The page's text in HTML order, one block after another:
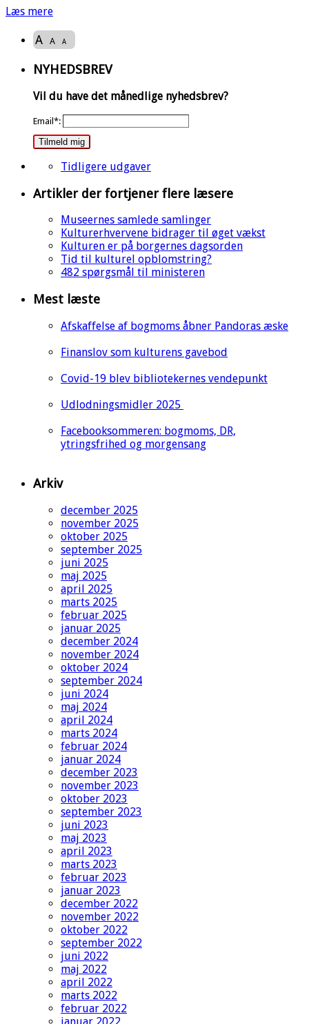
Læs mere
A A A
NYHEDSBREV
Vil du have det månedlige nyhedsbrev?
Email*:
Tilmeld mig
Tidligere udgaver
Artikler der fortjener flere læsere
Museernes samlede samlinger
Kulturerhvervene bidrager til øget vækst
Kulturen er på borgernes dagsorden
Tid til kulturel opblomstring?
482 spørgsmål til ministeren
Mest læste
Afskaffelse af bogmoms åbner Pandoras æske
Finanslov som kulturens gavebod
Covid-19 blev bibliotekernes vendepunkt
Udlodningsmidler 2025
Facebooksommeren: bogmoms, DR,
ytringsfrihed og morgensang
Arkiv
december 2025
november 2025
oktober 2025
september 2025
juni 2025
maj 2025
april 2025
marts 2025
februar 2025
januar 2025
december 2024
november 2024
oktober 2024
september 2024
juni 2024
maj 2024
april 2024
marts 2024
februar 2024
januar 2024
december 2023
november 2023
oktober 2023
september 2023
juni 2023
maj 2023
april 2023
marts 2023
februar 2023
januar 2023
december 2022
november 2022
oktober 2022
september 2022
juni 2022
maj 2022
april 2022
marts 2022
februar 2022